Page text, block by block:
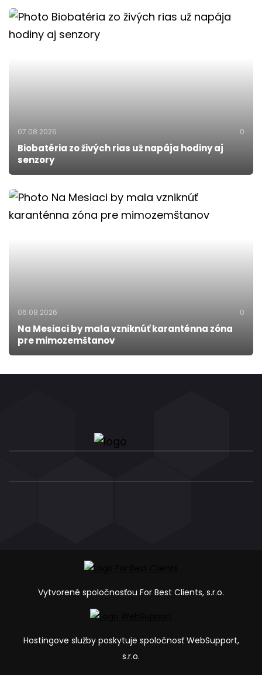
07.08.2026 0
Biobatéria zo živých rias už napája hodiny aj
senzory
06.08.2026 0
Na Mesiaci by mala vzniknúť karanténna zóna
pre mimozemštanov
Vytvorené spoločnosťou For Best Clients, s.r.o.
Hostingove služby poskytuje spoločnosť WebSupport,
s.r.o.